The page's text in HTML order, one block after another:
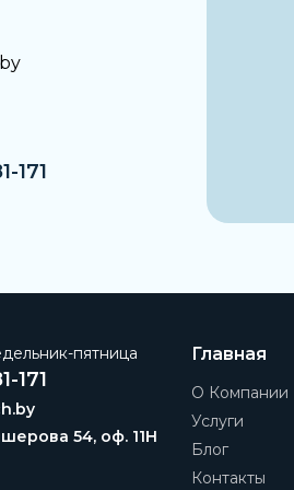
171
пятница
171
54, оф. 11H
Главная
О Компании
Услуги
Блог
Контакты